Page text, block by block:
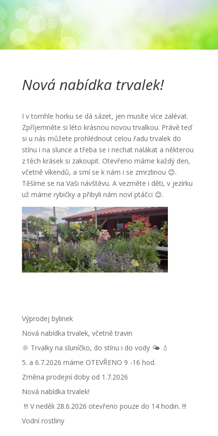
Nová nabídka trvalek!
I v tomhle horku se dá sázet, jen musíte více zalévat.
Zpříjemněte si léto krásnou novou trvalkou. Právě teď
si u nás můžete prohlédnout celou řadu trvalek do
stínu i na slunce a třeba se i nechat nalákat a některou
z těch krásek si zakoupit. Otevřeno máme každý den,
včetně víkendů, a smí se k nám i se zmrzlinou 😊.
Těšíme se na Vaši návštěvu. A vezměte i děti, v jezírku
už máme rybičky a přibyli nám noví ptáčci 😊.
Výprodej bylinek
Nová nabídka trvalek, včetně travin
🌞 Trvalky na sluníčko, do stínu i do vody 🌤 💧
5. a 6.7.2026 máme OTEVŘENO 9 -16 hod.
Změna prodejní doby od 1.7.2026
Nová nabídka trvalek!
!!! V neděli 28.6.2026 otevřeno pouze do 14 hodin. !!!
Vodní rostliny